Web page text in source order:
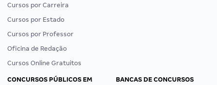
Cursos por Carreira
Cursos por Estado
Cursos por Professor
Oficina de Redação
Cursos Online Gratuitos
CONCURSOS PÚBLICOS EM
BANCAS DE CONCURSOS